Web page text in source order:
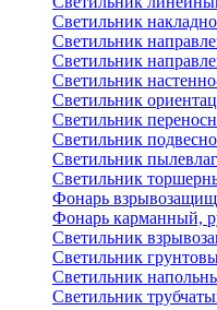
Светильник
Светильник
Светильник
Светильник
Светильник
Светильник
Светильник
Светильник
Светильник
Фонарь
Фонарь карманный,
Светильник
Светильник
Светильник
Светильник